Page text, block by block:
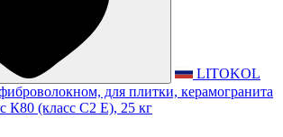
LITOKOL
для плитки, керамогранита
К80 (класс С2 E), 25 кг